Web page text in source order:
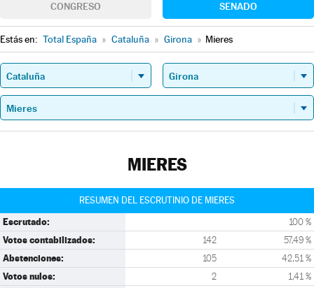
CONGRESO SENADO
Estás en: Total España » Cataluña » Girona » Mieres
MIERES
RESUMEN DEL ESCRUTINIO DE MIERES
Escrutado: 100 %
Votos contabilizados: 142 57,49 %
Abstenciones: 105 42,51 %
Votos nulos: 2 1,41 %